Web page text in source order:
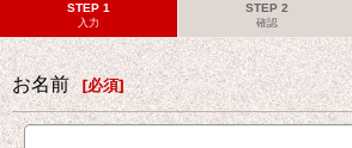
STEP 1
入力
STEP 2
確認
お名前 [必須]